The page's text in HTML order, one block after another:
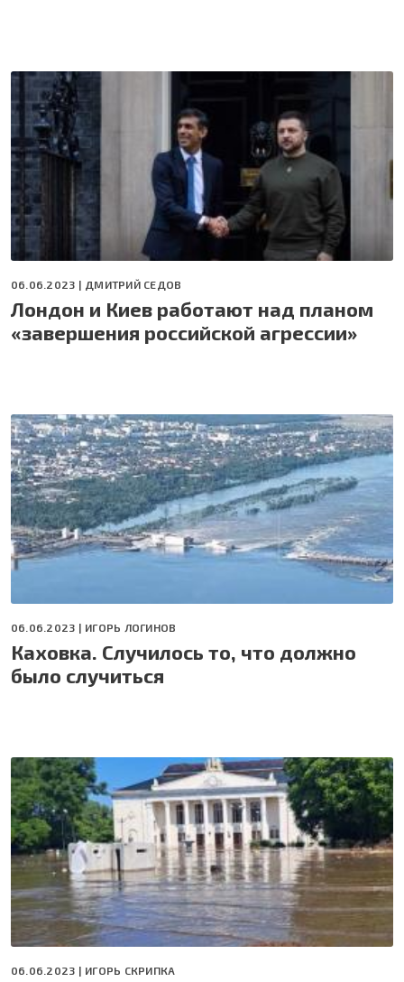
06.06.2023 | ДМИТРИЙ СЕДОВ
Лондон и Киев работают над планом
«завершения российской агрессии»
06.06.2023 | ИГОРЬ ЛОГИНОВ
Каховка. Случилось то, что должно
было случиться
06.06.2023 | ИГОРЬ СКРИПКА